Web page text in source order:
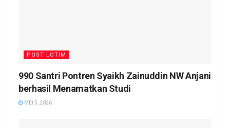
POST LOTIM
990 Santri Pontren Syaikh Zainuddin NW Anjani
berhasil Menamatkan Studi
MEI 5, 2026